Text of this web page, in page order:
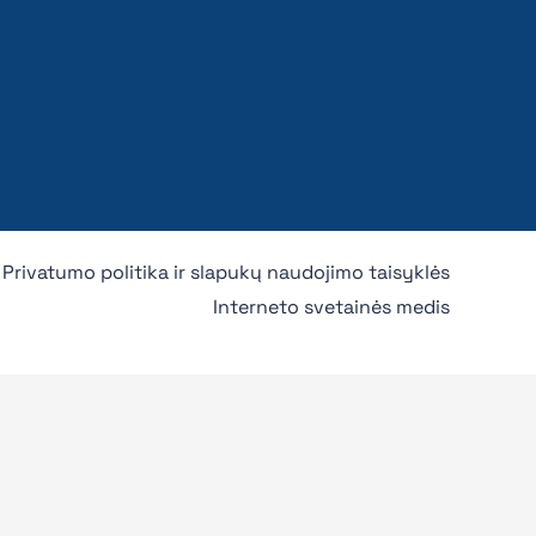
Privatumo politika ir slapukų naudojimo taisyklės
Interneto svetainės medis